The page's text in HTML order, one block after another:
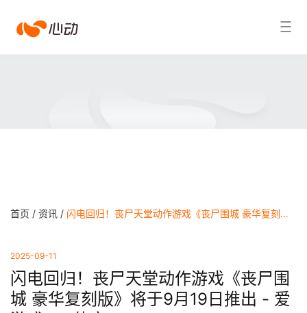
爱搜索结果
首页 / 资讯 / 闪电回归！丧尸天堂动作游戏《丧尸围城 豪华复刻版》将于9月19日推出 - 爱游戏app体育
2025-09-11
闪电回归！丧尸天堂动作游戏《丧尸围
城 豪华复刻版》将于9月19日推出 - 爱